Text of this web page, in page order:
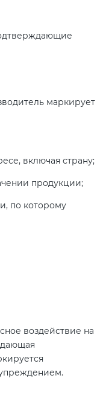
маркирует
включая страну;
продукции;
по которому
воздействие на